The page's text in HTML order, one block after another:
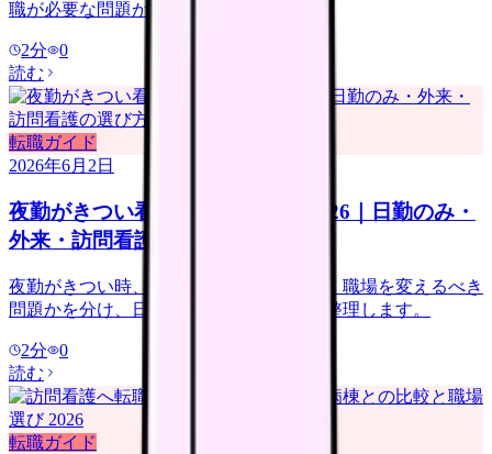
職が必要な問題かを整理します。
2分
0
読む
転職ガイド
2026年6月2日
夜勤がきつい看護師の転職判断 2026｜日勤のみ・
外来・訪問看護の選び方
夜勤がきつい時、休めば回復する問題か、職場を変えるべき
問題かを分け、日勤のみ求人の注意点を整理します。
2分
0
読む
転職ガイド